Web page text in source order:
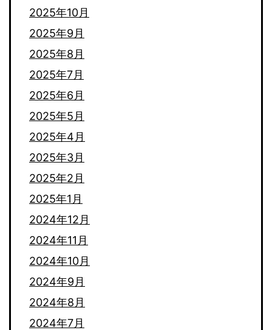
2025年10月
2025年9月
2025年8月
2025年7月
2025年6月
2025年5月
2025年4月
2025年3月
2025年2月
2025年1月
2024年12月
2024年11月
2024年10月
2024年9月
2024年8月
2024年7月